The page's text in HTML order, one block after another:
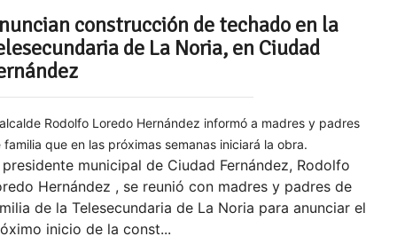
construcción de techado en la
de La Noria, en Ciudad
Rodolfo Loredo Hernández informó a madres y padres
familia que en las próximas semanas iniciará la obra.
presidente municipal de Ciudad Fernández, Rodolfo
Hernández , se reunió con madres y padres de
de la Telesecundaria de La Noria para anunciar el
inicio de la const...